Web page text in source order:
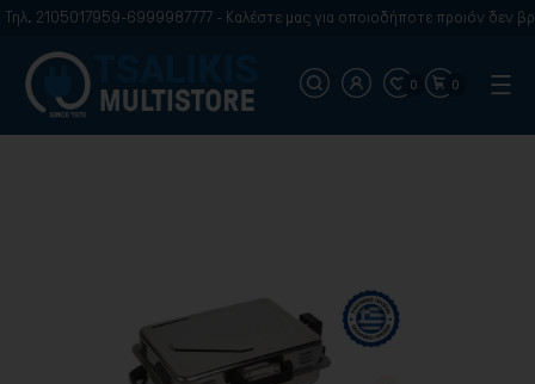
2105017959-6999987777 - Καλέστε μας για οποιοδήποτε προιόν δεν
0 0